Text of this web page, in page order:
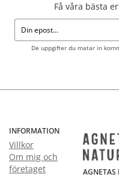
Få våra bästa
De uppgifter du matar in
INFORMATION
Villkor
Om mig och
företaget
AGNETAS